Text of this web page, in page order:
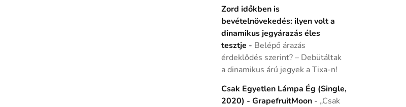
Zord időkben is
bevételnövekedés: ilyen volt a
dinamikus jegyárazás éles
tesztje - Belépő árazás
érdeklődés szerint? – Debütáltak
a dinamikus árú jegyek a Tixa-n!
Csak Egyetlen Lámpa Ég (Single,
2020) - GrapefruitMoon- „Csak